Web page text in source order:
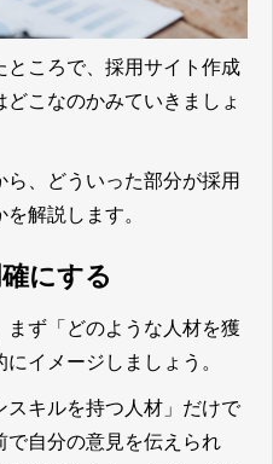
ころで、採用サイト作成
こなのかみていきましょ
、どういった部分が採用
解説します。
にする
ず「どのような人材を獲
イメージしましょう。
キルを持つ人材」だけで
で自分の意見を伝えられ